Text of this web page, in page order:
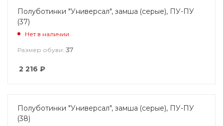
Полуботинки "Универсал", замша (серые), ПУ-ПУ
(37)
Нет в наличии
Размер обуви: 37
2 216 ₽
Полуботинки "Универсал", замша (серые), ПУ-ПУ
(38)